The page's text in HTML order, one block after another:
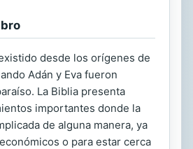
desde los orígenes de
Adán y Eva fueron
La Biblia presenta
importantes donde la
de alguna manera, ya
o para estar cerca